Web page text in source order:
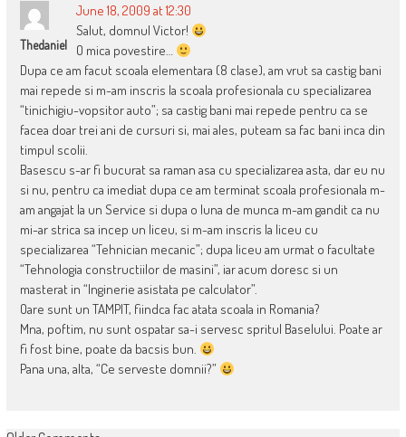
Thedaniel
June 18, 2009 at 12:30
Salut, domnul Victor!
O mica povestire…
Dupa ce am facut scoala elementara (8 clase), am vrut sa castig bani
mai repede si m-am inscris la scoala profesionala cu specializarea
“tinichigiu-vopsitor auto”; sa castig bani mai repede pentru ca se
facea doar trei ani de cursuri si, mai ales, puteam sa fac bani inca din
timpul scolii.
Basescu s-ar fi bucurat sa raman asa cu specializarea asta, dar eu nu
si nu, pentru ca imediat dupa ce am terminat scoala profesionala m-
am angajat la un Service si dupa o luna de munca m-am gandit ca nu
mi-ar strica sa incep un liceu, si m-am inscris la liceu cu
specializarea “Tehnician mecanic”; dupa liceu am urmat o facultate
“Tehnologia constructiilor de masini”, iar acum doresc si un
masterat in “Inginerie asistata pe calculator”.
Oare sunt un TAMPIT, fiindca fac atata scoala in Romania?
Mna, poftim, nu sunt ospatar sa-i servesc spritul Baselului. Poate ar
fi fost bine, poate da bacsis bun.
Pana una, alta, “Ce serveste domnii?”